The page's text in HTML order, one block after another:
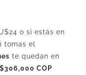
o si estás en
tomas el
te quedan en
$306,000 COP